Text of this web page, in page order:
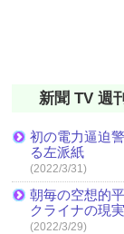
新聞 TV 週
初の電力逼迫
る左派紙
(2022/3/31)
朝毎の空想的
クライナの現実
(2022/3/29)